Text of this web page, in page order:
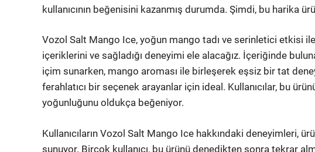
kullanıcının beğenisini kazanmış durumda. Şimdi, bu harika
Vozol Salt Mango Ice, yoğun mango tadı ve serinletici etkisi
içeriklerini ve sağladığı deneyimi ele alacağız. İçeriğinde
içim sunarken, mango aroması ile birleşerek eşsiz bir tat
ferahlatıcı bir seçenek arayanlar için ideal. Kullanıcılar, bu
yoğunluğunu oldukça beğeniyor.
Kullanıcıların Vozol Salt Mango Ice hakkındaki deneyimleri,
sunuyor. Birçok kullanıcı, bu ürünü denedikten sonra tekrar